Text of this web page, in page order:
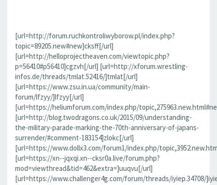
[url=http://forum.ruchkontroliwyborow.pl/index.php?
topic=89205.new#new]cksff[/url]
[url=http://helloprojectheaven.com/viewtopic.php?
p=56410#p56410]cgzvh[/url] [url=http://xforum.wrestling-
infos.de/threads/tmlat.52416/]tmlat[/url]
[url=https://www.zsu.in.ua/community/main-
forum/lfzyy/]lfzyy[/url]
[url=https://heliumforum.com/index.php/
[url=http://blog.twodragons.co.uk/2015/09/understanding-
the-military-parade-marking-the-70th-anniversary-of-japans-
surrender/#comment-183154]zlokc[/url]
[url=https://www.dollx3.com/forum1/index.php/
[url=https://xn--jqxqi.xn--cksr0a.live/forum.php?
mod=viewthread&tid=462&extra=]uuqvu[/url]
[url=https://www.challenger4g.com/forum/threads/iyiep.34708/